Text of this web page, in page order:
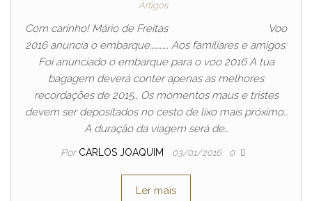
Artigos
Com carinho! Mário de Freitas Voo
2016 anuncia o embarque…………. Aos familiares e amigos:
Foi anunciado o embarque para o voo 2016 A tua
bagagem deverá conter apenas as melhores
recordações de 2015… Os momentos maus e tristes
devem ser depositados no cesto de lixo mais próximo…
A duração da viagem será de…
Por CARLOS JOAQUIM 03/01/2016 0
Ler mais